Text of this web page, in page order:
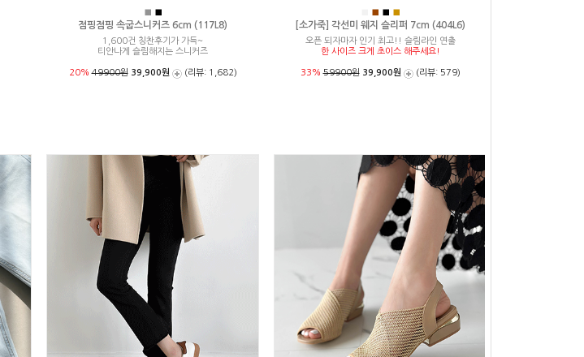
■ ■
점핑점핑 속굽스니커즈 6cm (117L8)
1,600건 칭찬후기가 가득~
티안나게 슬림해지는 스니커즈
20%49900원 39,900원 (리뷰: 1,682)
■ ■ ■
[소가죽] 각선미 웨지 슬리퍼 7cm (404L6)
오픈 되자마자 인기 최고!! 슬림라인 연출
한 사이즈 크게 초이스 해주세요!
33%59900원 39,900원 (리뷰: 579)